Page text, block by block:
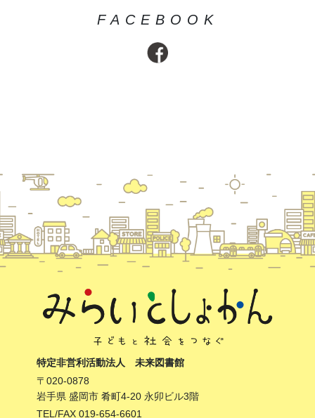
FACEBOOK
特定非営利活動法人 未来図書館
〒020-0878
岩手県 盛岡市 肴町4-20 永卯ビル3階
TEL/FAX 019-654-6601